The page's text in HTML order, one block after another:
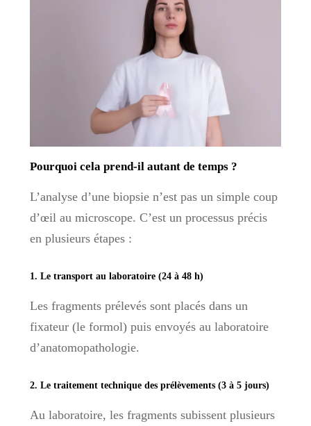
Pourquoi cela prend-il autant de temps ?
L’analyse d’une biopsie n’est pas un simple coup
d’œil au microscope. C’est un processus précis
en plusieurs étapes :
1. Le transport au laboratoire (24 à 48 h)
Les fragments prélevés sont placés dans un
fixateur (le formol) puis envoyés au laboratoire
d’anatomopathologie.
2. Le traitement technique des prélèvements (3 à 5 jours)
Au laboratoire, les fragments subissent plusieurs